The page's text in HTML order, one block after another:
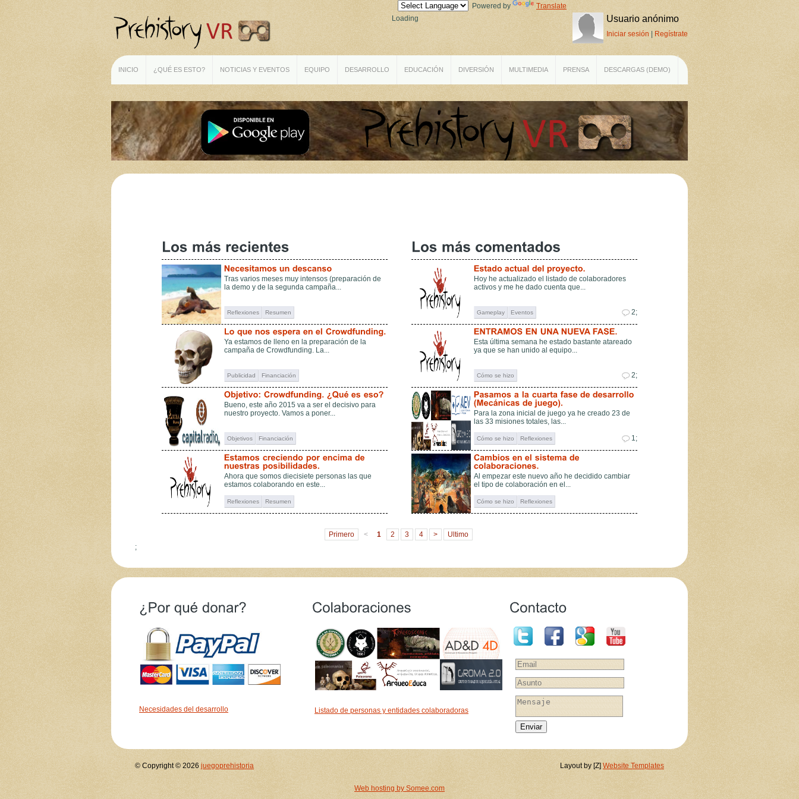
Powered by Translate
Usuario anónimo
Iniciar sesión Regístrate
Loading
INICIO ¿QUÉ ES ESTO? NOTICIAS Y EVENTOS EQUIPO DESARROLLO EDUCACIÓN DIVERSIÓN MULTIMEDIA PRENSA DESCARGAS (DEMO)
Tras varios meses muy intensos (preparación de
la demo y de la segunda campaña...
Reflexiones Resumen
Ya estamos de lleno en la preparación de la
campaña de Crowdfunding. La...
Publicidad Financiación
Bueno, este año 2015 va a ser el decisivo para
nuestro proyecto. Vamos a poner...
Objetivos Financiación
Ahora que somos diecisiete personas las que
estamos colaborando en este...
Reflexiones Resumen
Hoy he actualizado el listado de colaboradores
activos y me he dado cuenta que...
2;
Gameplay Eventos
Esta última semana he estado bastante atareado
ya que se han unido al equipo...
2;
Cómo se hizo
Para la zona inicial de juego ya he creado 23 de
las 33 misiones totales, las...
1;
Cómo se hizo Reflexiones
Al empezar este nuevo año he decidido cambiar
el tipo de colaboración en el...
Cómo se hizo Reflexiones
Primero < 1 2 3 4 >
Ultimo
;
Necesidades del desarrollo Listado de personas y entidades colaboradoras
Enviar
© Copyright © 2026 juegoprehistoria Layout by [Z] Website Templates
Web hosting by Somee.com